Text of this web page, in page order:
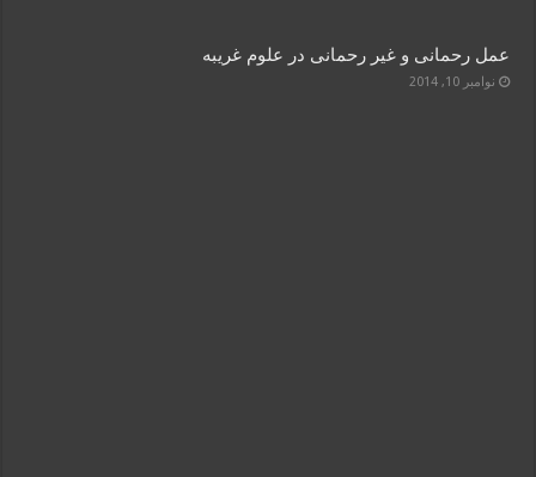
عمل رحمانی و غیر رحمانی در علوم غریبه
نوامبر 10, 2014